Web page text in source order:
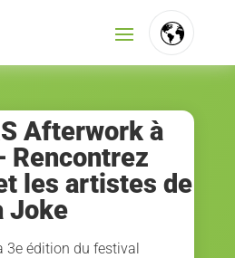
Afterwork à
Rencontrez
les artistes de
Joke
3e édition du festival